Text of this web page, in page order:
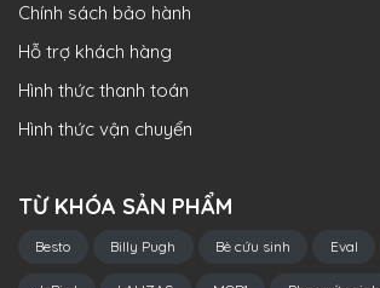
Chính sách bảo hành
Hỗ trợ khách hàng
Hình thức thanh toán
Hình thức vận chuyển
TỪ KHÓA SẢN PHẨM
Besto Billy Pugh Bè cứu sinh Eval